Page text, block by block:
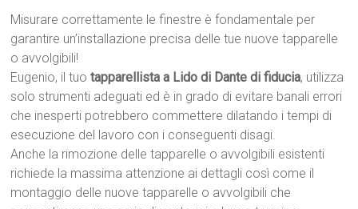
Misurare correttamente le finestre è fondamentale per
garantire un’installazione precisa delle tue nuove tapparelle
o avvolgibili!
Eugenio, il tuotapparellista a Lido di Dante di fiducia, utilizza
solo strumenti adeguati ed è in grado di evitare banali errori
che inesperti potrebbero commettere dilatando i tempi di
esecuzione del lavoro con i conseguenti disagi.
Anche la rimozione delle tapparelle o avvolgibili esistenti
richiede la massima attenzione ai dettagli così come il
montaggio delle nuove tapparelle o avvolgibili che